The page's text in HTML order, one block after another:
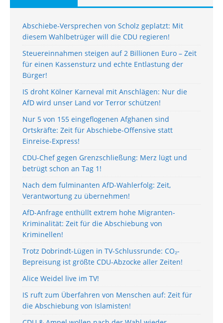
Abschiebe-Versprechen von Scholz geplatzt: Mit
diesem Wahlbetrüger will die CDU regieren!
Steuereinnahmen steigen auf 2 Billionen Euro – Zeit
für einen Kassensturz und echte Entlastung der
Bürger!
IS droht Kölner Karneval mit Anschlägen: Nur die
AfD wird unser Land vor Terror schützen!
Nur 5 von 155 eingeflogenen Afghanen sind
Ortskräfte: Zeit für Abschiebe-Offensive statt
Einreise-Express!
CDU-Chef gegen Grenzschließung: Merz lügt und
betrügt schon an Tag 1!
Nach dem fulminanten AfD-Wahlerfolg: Zeit,
Verantwortung zu übernehmen!
AfD-Anfrage enthüllt extrem hohe Migranten-
Kriminalität: Zeit für die Abschiebung von
Kriminellen!
Trotz Dobrindt-Lügen in TV-Schlussrunde: CO₂-
Bepreisung ist größte CDU-Abzocke aller Zeiten!
Alice Weidel live im TV!
IS ruft zum Überfahren von Menschen auf: Zeit für
die Abschiebung von Islamisten!